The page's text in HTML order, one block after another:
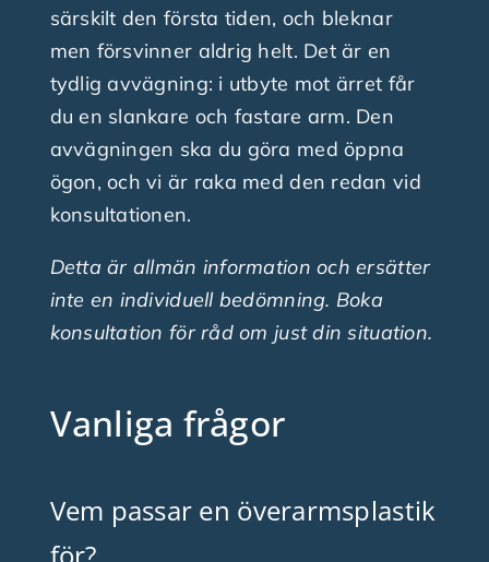
särskilt den första tiden, och bleknar
men försvinner aldrig helt. Det är en
tydlig avvägning: i utbyte mot ärret får
du en slankare och fastare arm. Den
avvägningen ska du göra med öppna
ögon, och vi är raka med den redan vid
konsultationen.
Detta är allmän information och ersätter
inte en individuell bedömning. Boka
konsultation för råd om just din situation.
Vanliga frågor
Vem passar en överarmsplastik